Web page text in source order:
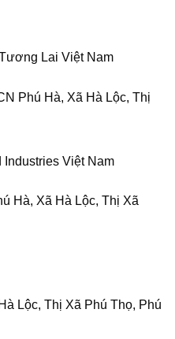
Lai Việt Nam
Phú Hà, Xã Hà Lộc, Thị
Industries Việt Nam
Hà, Xã Hà Lộc, Thị Xã
Lộc, Thị Xã Phú Thọ, Phú